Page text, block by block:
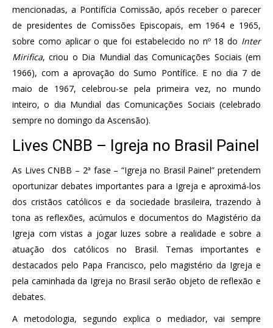
mencionadas, a Pontifícia Comissão, após receber o parecer
de presidentes de Comissões Episcopais, em 1964 e 1965,
sobre como aplicar o que foi estabelecido no nº 18 do Inter
Mirifica, criou o Dia Mundial das Comunicações Sociais (em
1966), com a aprovação do Sumo Pontífice. E no dia 7 de
maio de 1967, celebrou-se pela primeira vez, no mundo
inteiro, o dia Mundial das Comunicações Sociais (celebrado
sempre no domingo da Ascensão).
Lives CNBB – Igreja no Brasil Painel
As Lives CNBB – 2ª fase – “Igreja no Brasil Painel” pretendem
oportunizar debates importantes para a Igreja e aproximá-los
dos cristãos católicos e da sociedade brasileira, trazendo à
tona as reflexões, acúmulos e documentos do Magistério da
Igreja com vistas a jogar luzes sobre a realidade e sobre a
atuação dos católicos no Brasil. Temas importantes e
destacados pelo Papa Francisco, pelo magistério da Igreja e
pela caminhada da Igreja no Brasil serão objeto de reflexão e
debates.
A metodologia, segundo explica o mediador, vai sempre